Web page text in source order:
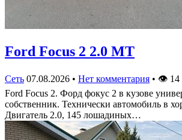
Ford Focus 2 2.0 MT
Сеть 07.08.2026 • Нет комментария • 👁 14
Ford Focus 2. Форд фокус 2 в кузове
собственник. Технически автомобиль в
Двигатель 2.0, 145 лошадиных…